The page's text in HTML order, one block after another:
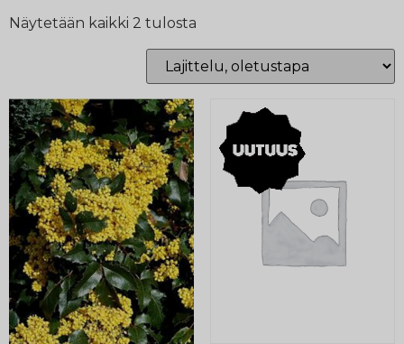
Näytetään kaikki 2 tulosta